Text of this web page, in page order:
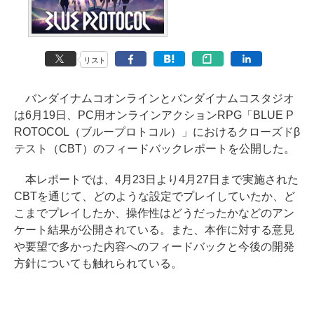
リスト
バンダイナムコオンラインとバンダイナムコスタジオ
は6月19日、PC用オンラインアクションRPG「BLUE P
ROTOCOL（ブループロトコル）」におけるクローズドβ
テスト（CBT）のフィードバックレポートを公開した。
本レポートでは、4月23日より4月27日まで実施された
CBTを通じて、どのような設定でプレイしていたか、ど
こまでプレイしたか、操作性はどうだったかなどのアン
ケート結果が公開されている。また、本作に対する意見
や要望で多かった内容へのフィードバックと今後の開発
方針についても触れられている。